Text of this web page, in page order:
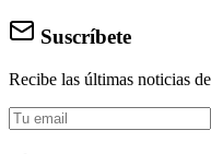
Suscríbete
Recibe las últimas noticias